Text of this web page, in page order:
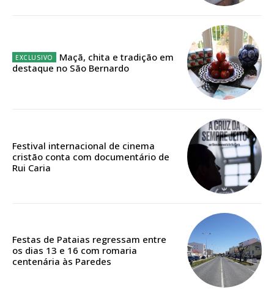
Edição em papel entregue à Quinta-feira em sua
casa
ASSINATURA
DIGITAL ANUAL
Maçã, chita e tradição em
destaque no São Bernardo
Festival internacional de cinema
cristão conta com documentário de
Rui Caria
Festas de Pataias regressam entre
os dias 13 e 16 com romaria
centenária às Paredes